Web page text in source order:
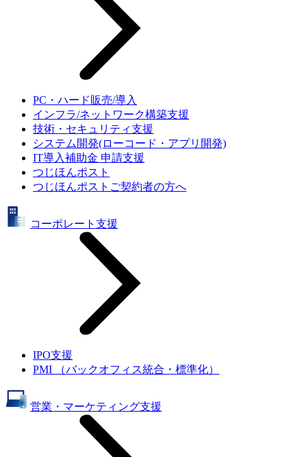
PC・ハード販売/導入
インフラ/ネットワーク構築支援
技術・セキュリティ支援
システム開発(ローコード・アプリ開発)
IT導入補助金 申請支援
つじほんポスト
つじほんポストご契約者の方へ
コーポレート支援
IPO支援
PMI （バックオフィス統合・標準化）
営業・マーケティング支援